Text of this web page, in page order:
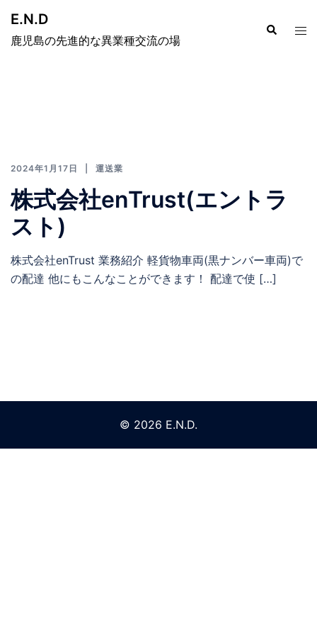
E.N.D
鹿児島の先進的な異業種交流の場
2024年1月17日 運送業
株式会社enTrust(エントラ
スト)
株式会社enTrust 業務紹介 軽貨物車両(黒ナンバー車両)で
の配達 他にもこんなことができます！ 配達で使 […]
© 2026 E.N.D.